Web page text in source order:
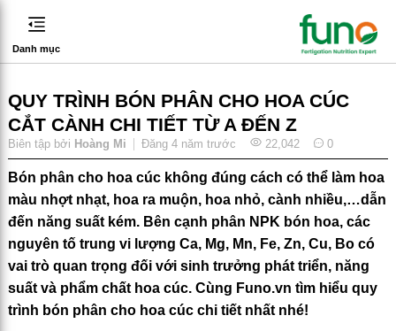
Danh mục
QUY TRÌNH BÓN PHÂN CHO HOA CÚC
CẮT CÀNH CHI TIẾT TỪ A ĐẾN Z
Biên tập bởi Hoàng Mi Đăng 4 năm trước 22,042 0
Bón phân cho hoa cúc không đúng cách có thể làm hoa
màu nhợt nhạt, hoa ra muộn, hoa nhỏ, cành nhiều,…dẫn
đến năng suất kém. Bên cạnh phân NPK bón hoa, các
nguyên tố trung vi lượng Ca, Mg, Mn, Fe, Zn, Cu, Bo có
vai trò quan trọng đối với sinh trưởng phát triển, năng
suất và phẩm chất hoa cúc. Cùng Funo.vn tìm hiểu quy
trình bón phân cho hoa cúc chi tiết nhất nhé!